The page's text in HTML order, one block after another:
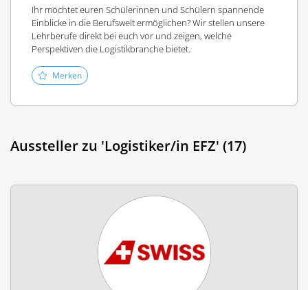
Ihr möchtet euren Schülerinnen und Schülern spannende
Einblicke in die Berufswelt ermöglichen? Wir stellen unsere
Lehrberufe direkt bei euch vor und zeigen, welche
Perspektiven die Logistikbranche bietet.
Merken
Aussteller zu 'Logistiker/in EFZ' (17)